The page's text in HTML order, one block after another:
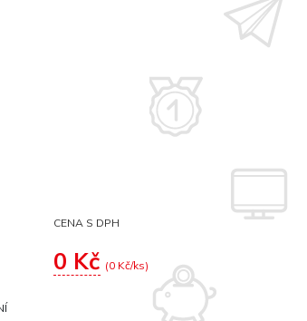
CENA S DPH
0 Kč (0 Kč/ks)